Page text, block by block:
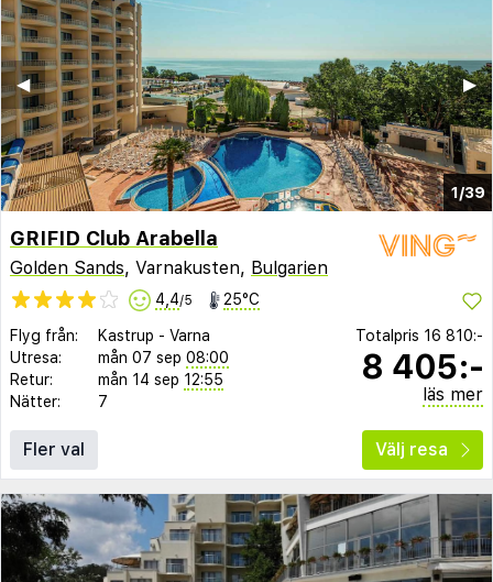
1/39
▶︎
◀︎
GRIFID Club Arabella
Golden Sands, Varnakusten, Bulgarien
4,4/5 25°C
Flyg från: Kastrup - Varna
Utresa:
mån 07 sep 08:00
Retur:
mån 14 sep 12:55
Nätter:
7
Totalpris 16 810:-
8 405:-
läs mer
Fler val Välj resa